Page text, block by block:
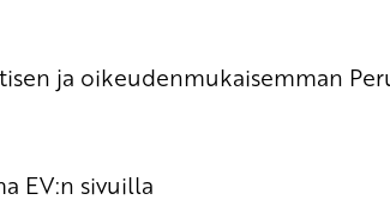
ja oikeudenmukaisemman
EV:n sivuilla